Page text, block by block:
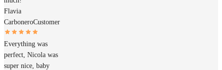
Flavia
CarboneroCustomer
Everything was
perfect, Nicola was
super nice, baby